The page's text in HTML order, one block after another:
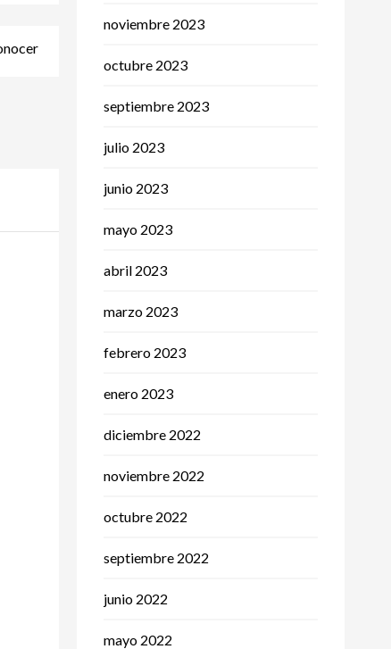
noviembre 2023
octubre 2023
septiembre 2023
julio 2023
junio 2023
mayo 2023
abril 2023
marzo 2023
febrero 2023
enero 2023
diciembre 2022
noviembre 2022
octubre 2022
septiembre 2022
junio 2022
mayo 2022